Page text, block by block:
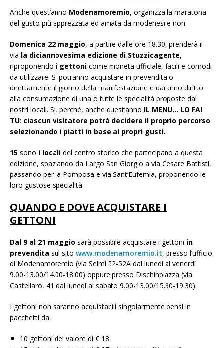
Anche quest’anno Modenamoremio, organizza la maratona
del gusto più apprezzata ed amata da modenesi e non.
Domenica 22 maggio, a partire dalle ore 18.30, prenderà il
via la diciannovesima edizione di Stuzzicagente,
riproponendo i gettoni come moneta ufficiale, facili e comodi
da utilizzare. Si potranno acquistare in prevendita o
direttamente il giorno della manifestazione e daranno diritto
alla consumazione di una o tutte le specialità proposte dai
nostri locali. Si, perché, anche quest’anno IL MENU… LO FAI
TU: ciascun visitatore potrà decidere il proprio percorso
selezionando i piatti in base ai propri gusti.
15 sono i locali del centro storico che partecipano a questa
edizione, spaziando da Largo San Giorgio a via Cesare Battisti,
passando per la Pomposa e via Sant’Eufemia, proponendo le
loro gustose specialità.
QUANDO E DOVE ACQUISTARE I
GETTONI
Dal 9 al 21 maggio sarà possibile acquistare i gettoni in
prevendita sul sito www.modenamoremio.it, presso l’ufficio
di Modenamoremio (via Selmi 52-52A dal lunedì al venerdì
9.00-13.00/14.00-18.00) oppure presso Dischinpiazza (via
Castellaro, 41 dal lunedì al sabato 9.00-13.00/15.30-19.30).
I gettoni non saranno acquistabili singolarmente bensì in
pacchetti da:
10 gettoni del valore di € 18